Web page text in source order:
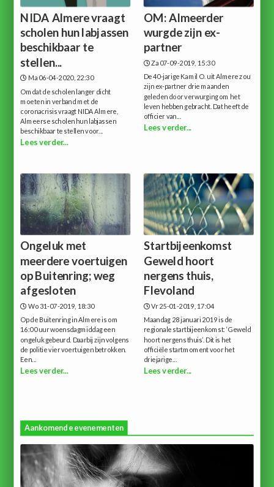
NIDA Almere vraagt
scholen hun labjassen
beschikbaar te
stellen...
Ma 06-04-2020, 22:30
Omdat de scholen langer dicht
moeten in verband met de
coronacrisis vraagt NIDA Almere,
Almeerse scholen hun labjassen
beschikbaar te stellen voor...
Lees verder...
OM: Almeerder
wurgde zijn ex-
partner
Za 07-09-2019, 15:30
De 40-jarige Kamil O. uit Almere zou
zijn ex-partner drie maanden
geleden door verwurging om het
leven hebben gebracht. Dat heeft de
officier van...
Lees verder...
Ongeluk met
meerdere voertuigen
op Buitenring; weg
afgesloten
Wo 31-07-2019, 18:30
Op de Buitenring in Almere is om
16:00 uur woensdagmiddag een
ongeluk gebeurd. Daarbij zijn volgens
de politie vier voertuigen betrokken.
Een...
Lees verder...
Startbijeenkomst
Geweld hoort
nergens thuis,
Flevoland
Vr 25-01-2019, 17:04
Maandag 28 januari 2019 is de
regionale startbijeenkomst: ‘Geweld
hoort nergens thuis’. Dit is het
officiële startmoment voor het
driejarige...
Lees verder...
Aankomende evenementen